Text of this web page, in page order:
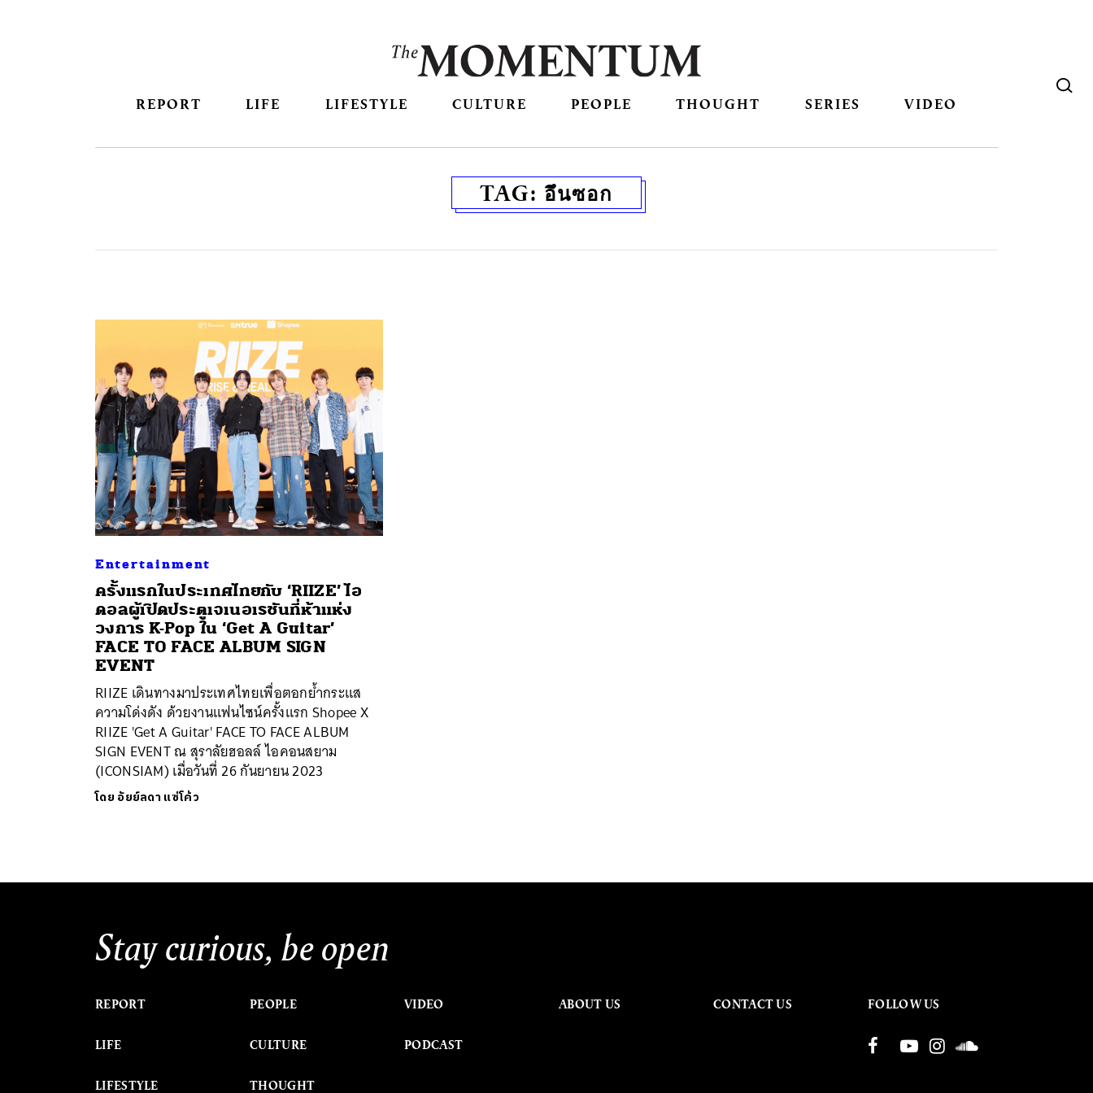
REPORT LIFE LIFESTYLE CULTURE PEOPLE THOUGHT SERIES VIDEO
TAG: อึนซอก
Entertainment
ครั้งแรกในประเทศไทยกับ ‘RIIZE’ ไอ
ดอลผู้เปิดประตูเจเนอเรชันที่ห้าแห่ง
วงการ K-Pop ใน ‘Get A Guitar’
FACE TO FACE ALBUM SIGN
EVENT
RIIZE เดินทางมาประเทศไทยเพื่อตอกย้ำกระแส
ความโด่งดัง ด้วยงานแฟนไซน์ครั้งแรก Shopee X
RIIZE 'Get A Guitar' FACE TO FACE ALBUM
SIGN EVENT ณ สุราลัยฮอลล์ ไอคอนสยาม
(ICONSIAM) เมื่อวันที่ 26 กันยายน 2023
โดย อัยย์ลดา แซ่โค้ว
Stay curious, be open
REPORT
LIFE
LIFESTYLE
PEOPLE
CULTURE
THOUGHT
VIDEO
PODCAST
ABOUT US CONTACT US FOLLOW US